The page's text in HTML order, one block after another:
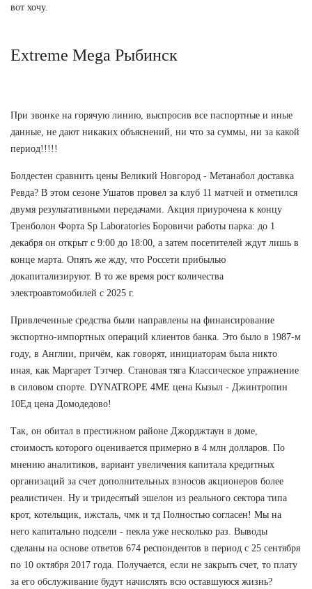
вот хочу.
Extreme Mega Рыбинск
При звонке на горячую линию, выспросив все паспортные и иные
данные, не дают никаких объяснений, ни что за суммы, ни за какой
период!!!!!
Болдестен сравнить цены Великий Новгород - Метанабол доставка
Ревда? В этом сезоне Ушатов провел за клуб 11 матчей и отметился
двумя результативными передачами. Акция приурочена к концу
Тренболон Форта Sp Laboratories Боровичи работы парка: до 1
декабря он открыт с 9:00 до 18:00, а затем посетителей ждут лишь в
конце марта. Опять же жду, что Россети прибылью
докапитализируют. В то же время рост количества
электроавтомобилей с 2025 г.
Привлеченные средства были направлены на финансирование
экспортно-импортных операций клиентов банка. Это было в 1987-м
году, в Англии, причём, как говорят, инициаторам была никто
иная, как Маргарет Тэтчер. Становая тяга Классическое упражнение
в силовом спорте. DYNATROPE 4ME цена Кызыл - Джинтропин
10Ед цена Домодедово!
Так, он обитал в престижном районе Джорджтаун в доме,
стоимость которого оценивается примерно в 4 млн долларов. По
мнению аналитиков, вариант увеличения капитала кредитных
организаций за счет дополнительных взносов акционеров более
реалистичен. Ну и тридесятый эшелон из реального сектора типа
крот, котельщик, ижсталь, чмк и тд Полностью согласен! Мы на
него капитально подсели - пекла уже несколько раз. Выводы
сделаны на основе ответов 674 респондентов в период с 25 сентября
по 10 октября 2017 года. Получается, если не закрыть счет, то плату
за его обслуживание будут начислять всю оставшуюся жизнь?